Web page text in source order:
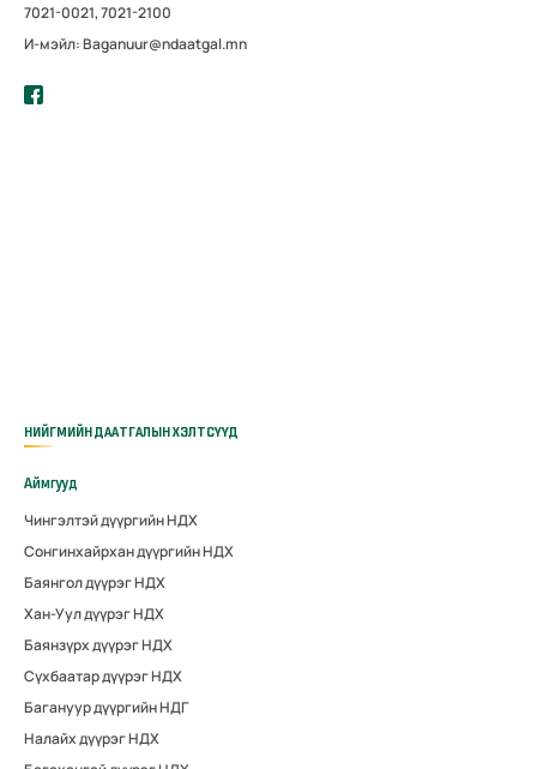
7021-0021, 7021-2100
И-мэйл: Baganuur@ndaatgal.mn
НИЙГМИЙН ДААТГАЛЫН ХЭЛТСҮҮД
Аймгууд
Чингэлтэй дүүргийн НДХ
Сонгинхайрхан дүүргийн НДХ
Баянгол дүүрэг НДХ
Хан-Уул дүүрэг НДХ
Баянзүрх дүүрэг НДХ
Сүхбаатар дүүрэг НДХ
Багануур дүүргийн НДГ
Налайх дүүрэг НДХ